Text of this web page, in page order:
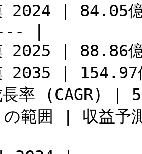
2024 | 84.05
|
2025 | 88.86
2035 | 154.97
長率 (CAGR)
範囲 | 収益予